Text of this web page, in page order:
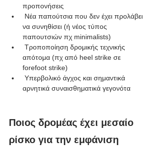
προπονήσεις
να συνηθίσει (ή νέος τύπος
παπουτσιών πχ minimalists)
απότομα (πχ από heel strike σε
forefoot strike)
αρνητικά συναισθηματικά γεγονότα
Ποιος δρομέας έχει μεσαίο
ρίσκο για την εμφάνιση